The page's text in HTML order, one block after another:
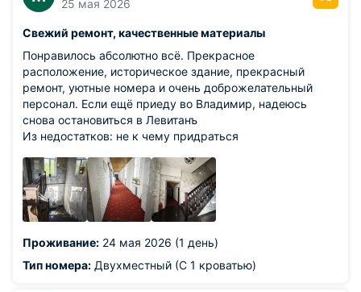
25 мая 2026
Свежий ремонт, качественные материалы
Понравилось абсолютно всё. Прекрасное
расположение, историческое здание, прекрасный
ремонт, уютные номера и очень доброжелательный
персонал. Если ещё приеду во Владимир, надеюсь
снова остановиться в Левитанъ
Из недостатков: не к чему придраться
Проживание: 24 мая 2026 (1 день)
Тип номера: Двухместный (С 1 кроватью)